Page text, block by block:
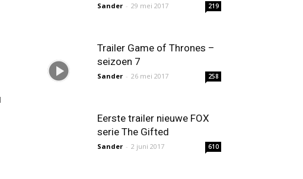
Sander - 29 mei 2017 219
Trailer Game of Thrones –
seizoen 7
Sander - 26 mei 2017 258
Eerste trailer nieuwe FOX
serie The Gifted
Sander - 2 juni 2017 610